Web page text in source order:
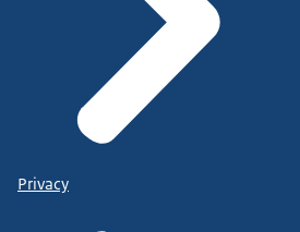
Privacy